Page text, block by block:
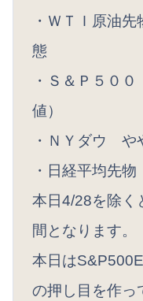
・ＷＴＩ原油
態
・Ｓ＆Ｐ５０
値）
・ＮＹダウ や
・日経平均先
本日4/28を除く
間となります。
本日は
の押し目を作っ